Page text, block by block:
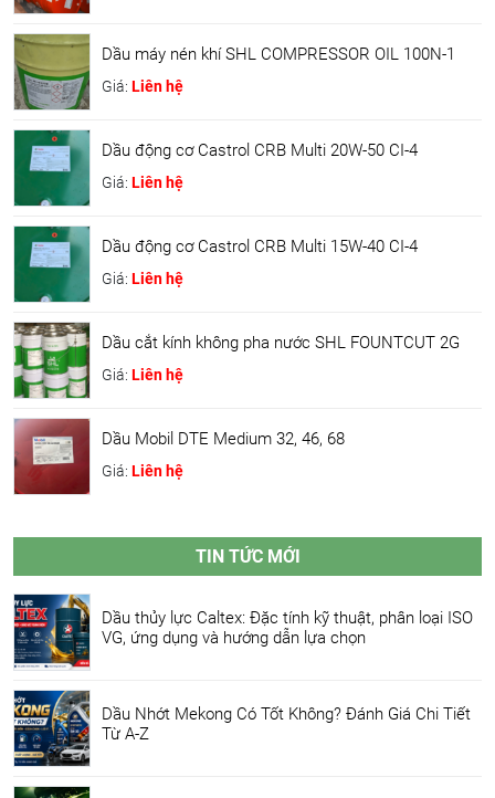
Dầu máy nén khí SHL COMPRESSOR OIL 100N-1
Giá: Liên hệ
Dầu động cơ Castrol CRB Multi 20W-50 CI-4
Giá: Liên hệ
Dầu động cơ Castrol CRB Multi 15W-40 CI-4
Giá: Liên hệ
Dầu cắt kính không pha nước SHL FOUNTCUT 2G
Giá: Liên hệ
Dầu Mobil DTE Medium 32, 46, 68
Giá: Liên hệ
TIN TỨC MỚI
Dầu thủy lực Caltex: Đặc tính kỹ thuật, phân loại ISO
VG, ứng dụng và hướng dẫn lựa chọn
Dầu Nhớt Mekong Có Tốt Không? Đánh Giá Chi Tiết
Từ A-Z